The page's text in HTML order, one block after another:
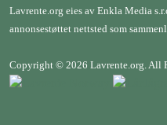
Lavrente.org eies av Enkla Media
annonsestøttet nettsted som
Copyright © 2026 Lavrente.org. All